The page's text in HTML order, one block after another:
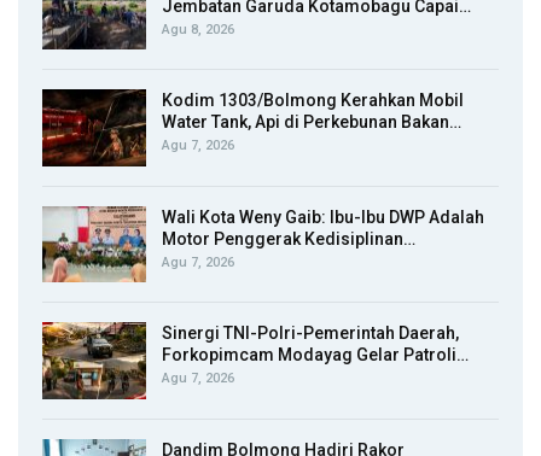
Jembatan Garuda Kotamobagu Capai…
Agu 8, 2026
Kodim 1303/Bolmong Kerahkan Mobil
Water Tank, Api di Perkebunan Bakan…
Agu 7, 2026
Wali Kota Weny Gaib: Ibu-Ibu DWP Adalah
Motor Penggerak Kedisiplinan…
Agu 7, 2026
Sinergi TNI-Polri-Pemerintah Daerah,
Forkopimcam Modayag Gelar Patroli…
Agu 7, 2026
Dandim Bolmong Hadiri Rakor